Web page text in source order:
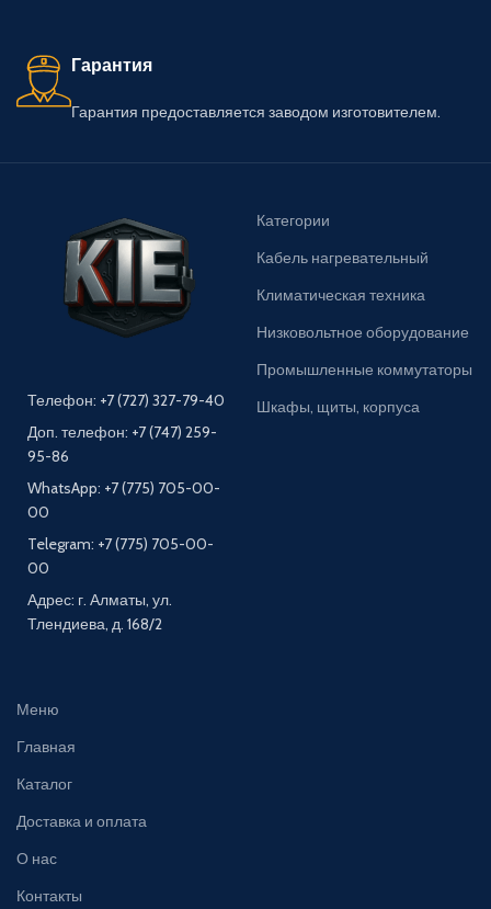
Гарантия
Гарантия предоставляется заводом изготовителем.
Телефон: +7 (727) 327-79-40
Доп. телефон: +7 (747) 259-
95-86
WhatsApp: +7 (775) 705-00-
00
Telegram: +7 (775) 705-00-
00
Адрес: г. Алматы, ул.
Тлендиева, д. 168/2
Категории
Кабель нагревательный
Климатическая техника
Низковольтное оборудование
Промышленные коммутаторы
Шкафы, щиты, корпуса
Меню
Главная
Каталог
Доставка и оплата
О нас
Контакты